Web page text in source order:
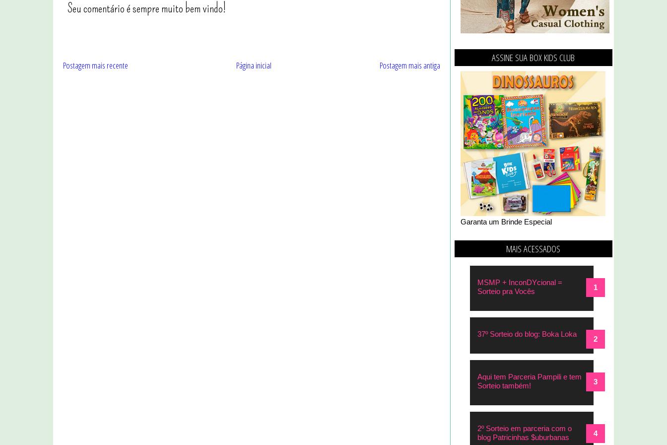
Seu comentário é sempre muito bem vindo!
Postagem mais recente Postagem mais antiga
Página inicial
ASSINE SUA BOX KIDS CLUB
Garanta um Brinde Especial
MAIS ACESSADOS
MSMP + InconDYcional =
Sorteio pra Vocês
37º Sorteio do blog: Boka Loka
Aqui tem Parceria Pampili e tem
Sorteio também!
2º Sorteio em parceria com o
blog Patricinhas $uburbanas